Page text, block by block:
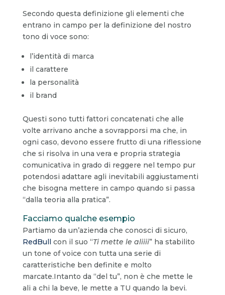
Secondo questa definizione gli elementi che
entrano in campo per la definizione del nostro
tono di voce sono:
l’identità di marca
il carattere
la personalità
il brand
Questi sono tutti fattori concatenati che alle
volte arrivano anche a sovrapporsi ma che, in
ogni caso, devono essere frutto di una riflessione
che si risolva in una vera e propria strategia
comunicativa in grado di reggere nel tempo pur
potendosi adattare agli inevitabili aggiustamenti
che bisogna mettere in campo quando si passa
“dalla teoria alla pratica”.
Facciamo qualche esempio
Partiamo da un’azienda che conosci di sicuro,
RedBull con il suo “Ti mette le aliiii” ha stabilito
un tone of voice con tutta una serie di
caratteristiche ben definite e molto
marcate.Intanto da “del tu”, non è che mette le
ali a chi la beve, le mette a TU quando la bevi.